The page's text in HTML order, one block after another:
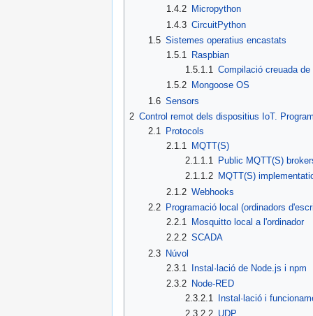
1.4.2 Micropython
1.4.3 CircuitPython
1.5 Sistemes operatius encastats
1.5.1 Raspbian
1.5.1.1 Compilació creuada
1.5.2 Mongoose OS
1.6 Sensors
2 Control remot dels dispositius IoT.
2.1
Protocols
2.1.1 MQTT(S)
2.1.1.1
Public MQTT(S)
2.1.1.2
MQTT(S)
2.1.2 Webhooks
2.2
Programació local (ordinadors
2.2.1 Mosquitto local a l'ordinador
2.2.2 SCADA
2.3 Núvol
2.3.1
Instal·lació de Node.js i npm
2.3.2 Node-RED
2.3.2.1
Instal·lació i
2.3.2.2 UDP